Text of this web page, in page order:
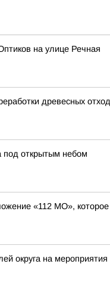
на улице Речная
древесных
под открытым небом
«112 МО»,
округа на мероприятия